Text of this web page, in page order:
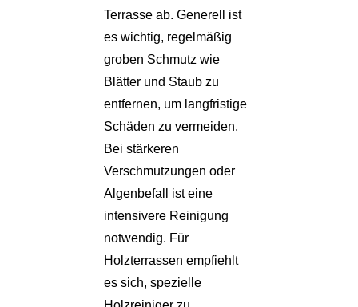
Terrasse ab. Generell ist
es wichtig, regelmäßig
groben Schmutz wie
Blätter und Staub zu
entfernen, um langfristige
Schäden zu vermeiden.
Bei stärkeren
Verschmutzungen oder
Algenbefall ist eine
intensivere Reinigung
notwendig. Für
Holzterrassen empfiehlt
es sich, spezielle